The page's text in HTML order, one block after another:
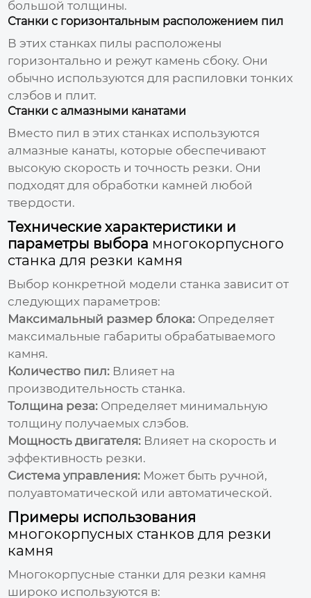
большой толщины.
Станки с горизонтальным расположением пил
В этих станках пилы расположены
горизонтально и режут камень сбоку. Они
обычно используются для распиловки тонких
слэбов и плит.
Станки с алмазными канатами
Вместо пил в этих станках используются
алмазные канаты, которые обеспечивают
высокую скорость и точность резки. Они
подходят для обработки камней любой
твердости.
Технические характеристики и
параметры выбора многокорпусного
станка для резки камня
Выбор конкретной модели станка зависит от
следующих параметров:
Максимальный размер блока: Определяет
максимальные габариты обрабатываемого
камня.
Количество пил: Влияет на
производительность станка.
Толщина реза: Определяет минимальную
толщину получаемых слэбов.
Мощность двигателя: Влияет на скорость и
эффективность резки.
Система управления: Может быть ручной,
полуавтоматической или автоматической.
Примеры использования
многокорпусных станков для резки
камня
Многокорпусные станки для резки камня
широко используются в: